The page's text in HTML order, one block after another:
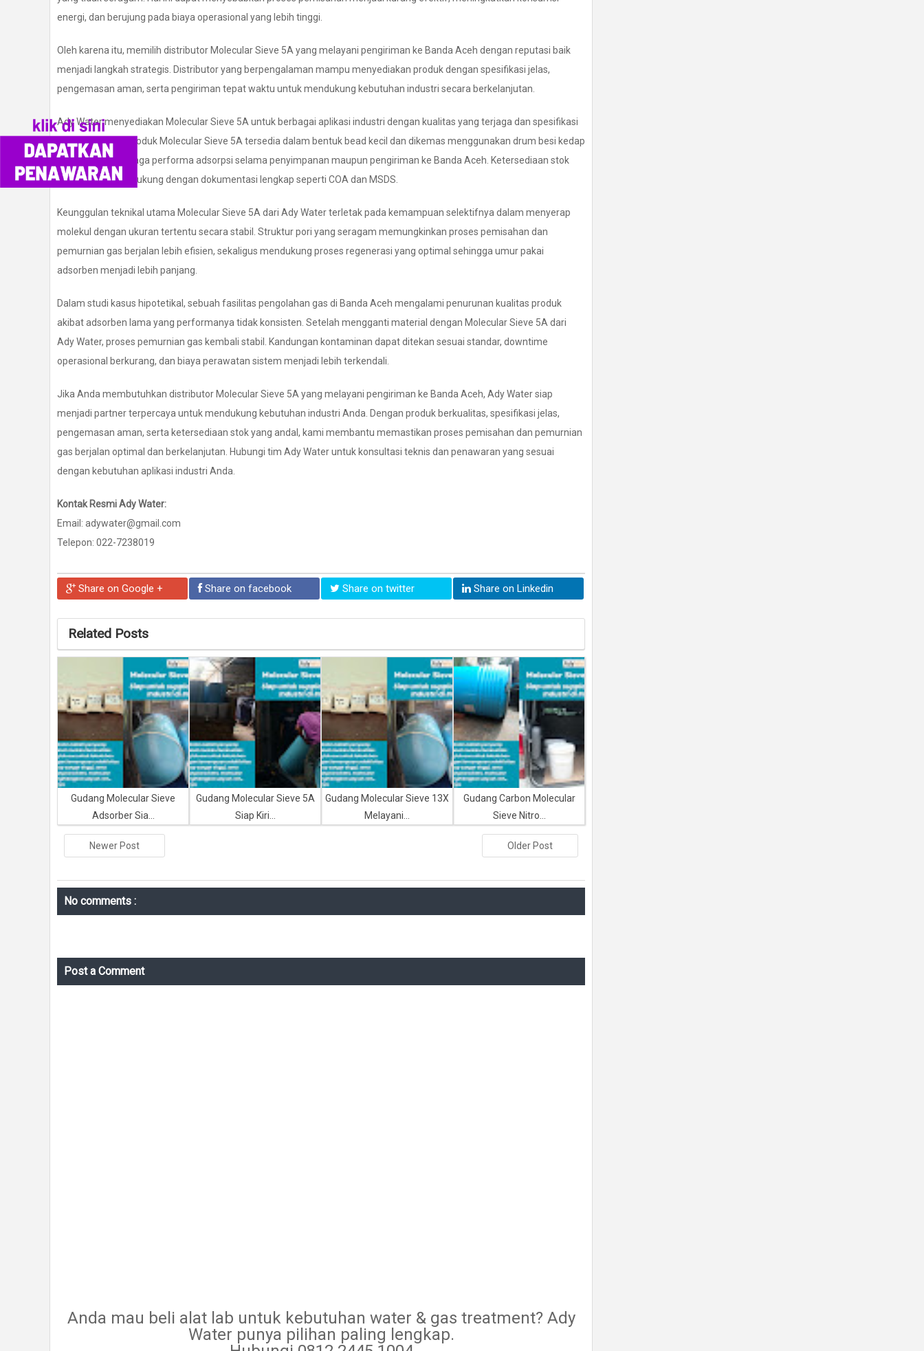
energi, dan berujung pada biaya operasional yang lebih tinggi.
Oleh karena itu, memilih distributor Molecular Sieve 5A yang melayani pengiriman ke Banda Aceh dengan reputasi baik
menjadi langkah strategis. Distributor yang berpengalaman mampu menyediakan produk dengan spesifikasi jelas,
pengemasan aman, serta pengiriman tepat waktu untuk mendukung kebutuhan industri secara berkelanjutan.
Ady Water menyediakan Molecular Sieve 5A untuk berbagai aplikasi industri dengan kualitas yang terjaga dan spesifikasi
yang konsisten. Produk Molecular Sieve 5A tersedia dalam bentuk bead kecil dan dikemas menggunakan drum besi kedap
udara untuk menjaga performa adsorpsi selama penyimpanan maupun pengiriman ke Banda Aceh. Ketersediaan stok
yang siap kirim didukung dengan dokumentasi lengkap seperti COA dan MSDS.
Keunggulan teknikal utama Molecular Sieve 5A dari Ady Water terletak pada kemampuan selektifnya dalam menyerap
molekul dengan ukuran tertentu secara stabil. Struktur pori yang seragam memungkinkan proses pemisahan dan
pemurnian gas berjalan lebih efisien, sekaligus mendukung proses regenerasi yang optimal sehingga umur pakai
adsorben menjadi lebih panjang.
Dalam studi kasus hipotetikal, sebuah fasilitas pengolahan gas di Banda Aceh mengalami penurunan kualitas produk
akibat adsorben lama yang performanya tidak konsisten. Setelah mengganti material dengan Molecular Sieve 5A dari
Ady Water, proses pemurnian gas kembali stabil. Kandungan kontaminan dapat ditekan sesuai standar, downtime
operasional berkurang, dan biaya perawatan sistem menjadi lebih terkendali.
Jika Anda membutuhkan distributor Molecular Sieve 5A yang melayani pengiriman ke Banda Aceh, Ady Water siap
menjadi partner terpercaya untuk mendukung kebutuhan industri Anda. Dengan produk berkualitas, spesifikasi jelas,
pengemasan aman, serta ketersediaan stok yang andal, kami membantu memastikan proses pemisahan dan pemurnian
gas berjalan optimal dan berkelanjutan. Hubungi tim Ady Water untuk konsultasi teknis dan penawaran yang sesuai
dengan kebutuhan aplikasi industri Anda.
Kontak Resmi Ady Water:
Email: adywater@gmail.com
Telepon: 022-7238019
Share on Google + Share on facebook Share on twitter Share on Linkedin
Related Posts
Gudang Molecular Sieve
Adsorber Sia...
Gudang Molecular Sieve 5A
Siap Kiri...
Gudang Molecular Sieve 13X
Melayani...
Gudang Carbon Molecular
Sieve Nitro...
Newer Post Older Post
No comments :
Post a Comment
Anda mau beli alat lab untuk kebutuhan water & gas treatment? Ady
Water punya pilihan paling lengkap.